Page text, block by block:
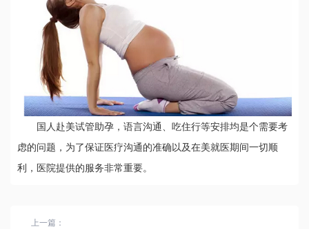
国人赴美试管助孕，语言沟通、吃住行等安排均是个需要考
虑的问题，为了保证医疗沟通的准确以及在美就医期间一切顺
利，医院提供的服务非常重要。
上一篇：